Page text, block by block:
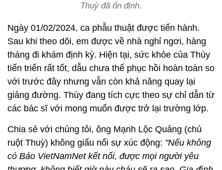
Thuỳ đã ổn định.
Ngày 01/02/2024, ca phẫu thuật được tiến hành.
Sau khi theo dõi, em được về nhà nghỉ ngơi, hàng
tháng đi khám định kỳ. Hiện tại, sức khỏe của Thùy
tiến triển rất tốt, dẫu chưa thể phục hồi hoàn toàn so
với trước đây nhưng vẫn còn khả năng quay lại
giảng đường. Thùy đang tích cực theo sự chỉ dẫn từ
các bác sĩ với mong muốn được trở lại trường lớp.
Chia sẻ với chúng tôi, ông Mạnh Lộc Quảng (chú
ruột Thuỳ) không giấu nổi sự xúc động: "Nếu không
có Báo VietNamNet kết nối, được mọi người yêu